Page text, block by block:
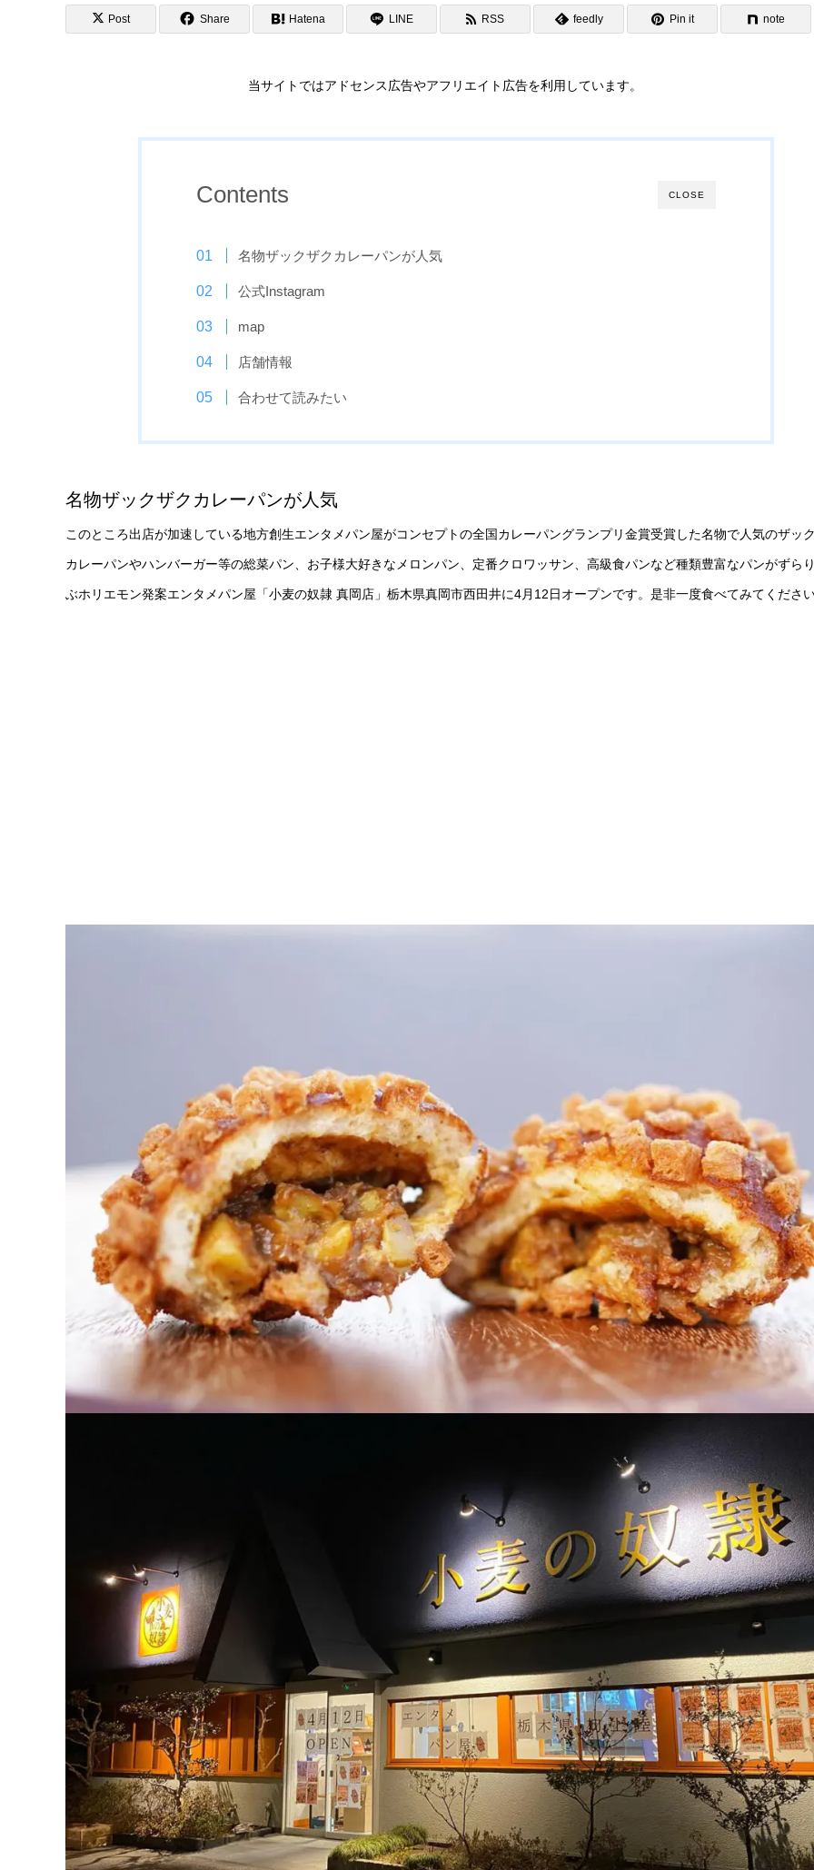
Post Share Hatena LINE RSS feedly Pin it note
当サイトではアドセンス広告やアフリエイト広告を利用しています。
CLOSE
Contents
名物ザックザクカレーパンが人気
公式Instagram
map
店舗情報
合わせて読みたい
名物ザックザクカレーパンが人気
このところ出店が加速している地方創生エンタメパン屋がコンセプトの全国カレーパングランプリ金賞受賞した名物で人気のザッ
カレーパンやハンバーガー等の総菜パン、お子様大好きなメロンパン、定番クロワッサン、高級食パンなど種類豊富なパンがずら
ぶホリエモン発案エンタメパン屋「小⻨の奴隷 真岡店」栃木県真岡市西田井に4月12日オープンです。是非一度食べてみてくださ